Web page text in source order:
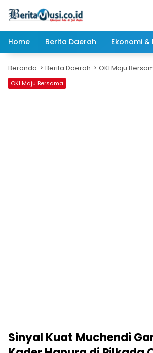
Home
Berita Daerah Ekonomi &
Beranda Berita Daerah OKI Maju
OKI Maju Bersama
Sinyal Kuat Muchendi